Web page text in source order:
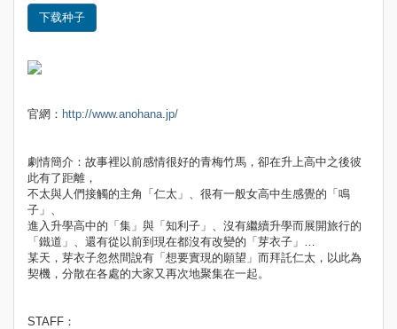
下载种子
官網： http://www.anohana.jp/
劇情簡介：故事裡以前感情很好的青梅竹馬，卻在升上高中之後彼
此有了距離，
不太與人們接觸的主角「仁太」、很有一般女高中生感覺的「鳴
子」、
進入升學高中的「集」與「知利子」、沒有繼續升學而展開旅行的
「鐵道」、還有從以前到現在都沒有改變的「芽衣子」…
某天，芽衣子忽然間說有「想要實現的願望」而拜託仁太，以此為
契機，分散在各處的大家又再次地聚集在一起。
STAFF：